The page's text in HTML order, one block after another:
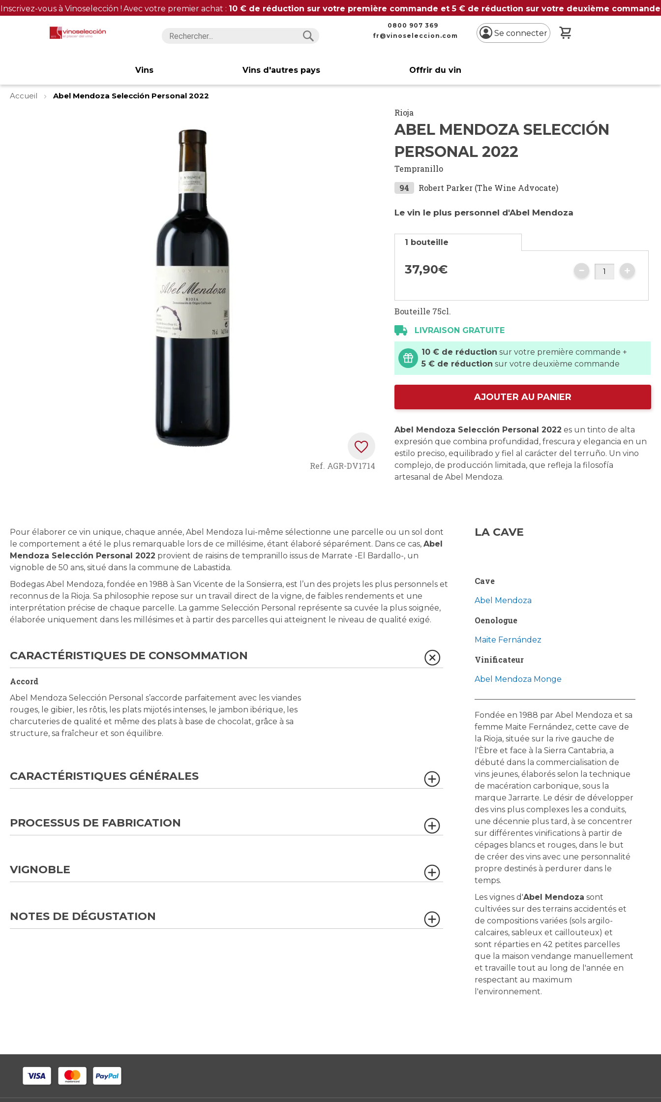
Inscrivez-vous à Vinoselección ! Avec votre premier achat : 10 € de réduction sur votre première commande et 5 € de réduction sur votre deuxième commande
0800 907 369
fr@vinoseleccion.com
Se connecter
Vins Vins d'autres pays Offrir du vin
Accueil
Abel Mendoza Selección Personal 2022
the
images
gallery
Ref. AGR-DV1714
Rioja
ABEL MENDOZA SELECCIÓN
PERSONAL 2022
Tempranillo
94
Robert Parker (The Wine Advocate)
Le vin le plus personnel d'Abel Mendoza
1 bouteille
37,90€
Bouteille 75cl.
LIVRAISON GRATUITE
10 € de réduction sur votre première commande +
5 € de réduction sur votre deuxième commande
AJOUTER AU PANIER
Abel Mendoza Selección Personal 2022 es un tinto de alta
expresión que combina profundidad, frescura y elegancia en un
estilo preciso, equilibrado y fiel al carácter del terruño. Un vino
complejo, de producción limitada, que refleja la filosofía
artesanal de Abel Mendoza.
Pour élaborer ce vin unique, chaque année, Abel Mendoza lui-même sélectionne une parcelle ou un sol dont
le comportement a été le plus remarquable lors de ce millésime, étant élaboré séparément. Dans ce cas, Abel
Mendoza Selección Personal 2022 provient de raisins de tempranillo issus de Marrate -El Bardallo-, un
vignoble de 50 ans, situé dans la commune de Labastida.
Bodegas Abel Mendoza, fondée en 1988 à San Vicente de la Sonsierra, est l’un des projets les plus personnels et
reconnus de la Rioja. Sa philosophie repose sur un travail direct de la vigne, de faibles rendements et une
interprétation précise de chaque parcelle. La gamme Selección Personal représente sa cuvée la plus soignée,
élaborée uniquement dans les millésimes et à partir des parcelles qui atteignent le niveau de qualité exigé.
CARACTÉRISTIQUES DE CONSOMMATION
Accord
Abel Mendoza Selección Personal s’accorde parfaitement avec les viandes
rouges, le gibier, les rôtis, les plats mijotés intenses, le jambon ibérique, les
charcuteries de qualité et même des plats à base de chocolat, grâce à sa
structure, sa fraîcheur et son équilibre.
CARACTÉRISTIQUES GÉNÉRALES
PROCESSUS DE FABRICATION
VIGNOBLE
NOTES DE DÉGUSTATION
LA CAVE
Cave
Abel Mendoza
Oenologue
Maite Fernández
Vinificateur
Abel Mendoza Monge
Fondée en 1988 par Abel Mendoza et sa
femme Maite Fernández, cette cave de
la Rioja, située sur la rive gauche de
l'Èbre et face à la Sierra Cantabria, a
débuté dans la commercialisation de
vins jeunes, élaborés selon la technique
de macération carbonique, sous la
marque Jarrarte. Le désir de développer
des vins plus complexes les a conduits,
une décennie plus tard, à se concentrer
sur différentes vinifications à partir de
cépages blancs et rouges, dans le but
de créer des vins avec une personnalité
propre destinés à perdurer dans le
temps.
Les vignes d'Abel Mendoza sont
cultivées sur des terrains accidentés et
de compositions variées (sols argilo-
calcaires, sableux et caillouteux) et
sont réparties en 42 petites parcelles
que la maison vendange manuellement
et travaille tout au long de l'année en
respectant au maximum
l'environnement.